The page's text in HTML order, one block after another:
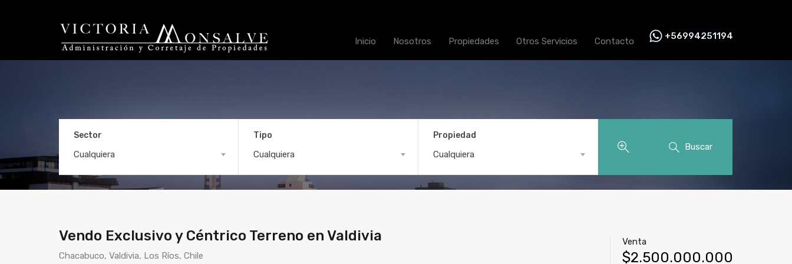
Inicio Nosotros Propiedades Otros Servicios Contacto +56994251194
Sector
Cualquiera
Tipo
Cualquiera
Propiedad
Cualquiera
Buscar
Vendo Exclusivo y Céntrico Terreno en Valdivia
Vendo Exclusivo y Céntrico Terreno en Valdivia
Chacabuco, Valdivia, Los Ríos, Chile
Venta
$2.500.000.000